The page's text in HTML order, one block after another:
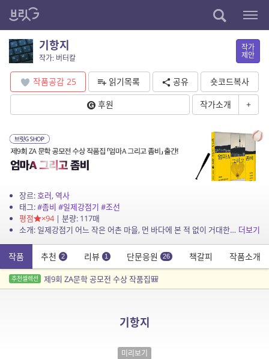
기항지
작가: 버터칼
작가
제안
작품공감 25 읽기목록 공유
숏코드복사
후원
작가소개 +
장르:호러, 역사
태그:#좀비 #일제강점기 #조선
평점
×94| 분량: 117매
소개: 일제강점기 어느 작은 어촌 마을, 먼 바다에 본 적 없이 거대한 난파선이 나타난다. ‘너’는 그 뱃전을 온통 뒤덮은 검붉은 녹물이 불길하기만 하다. 더보기
작품 추천 2 리뷰 1 단문응원 26 책갈피 작품소개
추천셀렉션 제9회 ZA문학 공모전 수상 작품집🎒
기항지
미리보기